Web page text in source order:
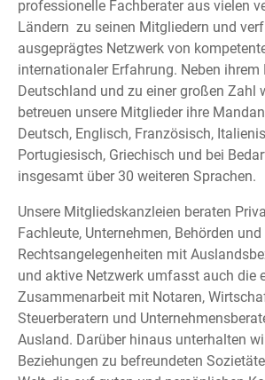
professionelle Fachberater aus vielen
Ländern zu seinen Mitgliedern und
ausgeprägtes Netzwerk von
internationaler Erfahrung. Neben ihrem
Deutschland und zu einer großen Zahl
betreuen unsere Mitglieder ihre
Deutsch, Englisch, Französisch,
Portugiesisch, Griechisch und bei
insgesamt über 30 weiteren Sprachen.
Unsere Mitgliedskanzleien beraten
Fachleute, Unternehmen, Behörden
Rechtsangelegenheiten mit
und aktive Netzwerk umfasst auch die
Zusammenarbeit mit Notaren,
Steuerberatern und
Ausland. Darüber hinaus unterhalten
Beziehungen zu befreundeten